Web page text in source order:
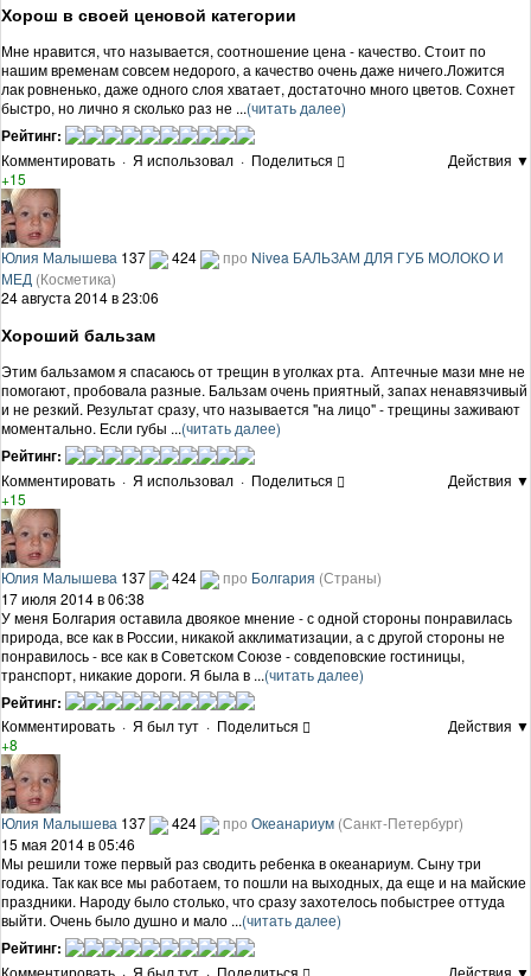
Хорош в своей ценовой категории
Мне нравится, что называется, соотношение цена - качество. Стоит по
нашим временам совсем недорого, а качество очень даже ничего.Ложится
лак ровненько, даже одного слоя хватает, достаточно много цветов. Сохнет
быстро, но лично я сколько раз не ...(читать далее)
Рейтинг:
Комментировать · Я использовал · Поделиться
Действия ▼
+15
Юлия Малышева 137 424 про Nivea БАЛЬЗАМ ДЛЯ ГУБ МОЛОКО И
МЕД (Косметика)
24 августа 2014 в 23:06
Хороший бальзам
Этим бальзамом я спасаюсь от трещин в уголках рта. Аптечные мази мне не
помогают, пробовала разные. Бальзам очень приятный, запах ненавязчивый
и не резкий. Результат сразу, что называется "на лицо" - трещины заживают
моментально. Если губы ...(читать далее)
Рейтинг:
Комментировать · Я использовал · Поделиться
Действия ▼
+15
Юлия Малышева 137 424 про Болгария (Страны)
17 июля 2014 в 06:38
У меня Болгария оставила двоякое мнение - с одной стороны понравилась
природа, все как в России, никакой акклиматизации, а с другой стороны не
понравилось - все как в Советском Союзе - совдеповские гостиницы,
транспорт, никакие дороги. Я была в ...(читать далее)
Рейтинг:
Комментировать · Я был тут · Поделиться
Действия ▼
+8
Юлия Малышева 137 424 про Океанариум (Санкт-Петербург)
15 мая 2014 в 05:46
Мы решили тоже первый раз сводить ребенка в океанариум. Сыну три
годика. Так как все мы работаем, то пошли на выходных, да еще и на майские
праздники. Народу было столько, что сразу захотелось побыстрее оттуда
выйти. Очень было душно и мало ...(читать далее)
Рейтинг:
Комментировать · Я был тут · Поделиться Действия ▼